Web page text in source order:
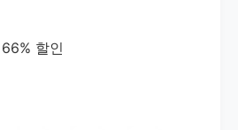
66% 할인